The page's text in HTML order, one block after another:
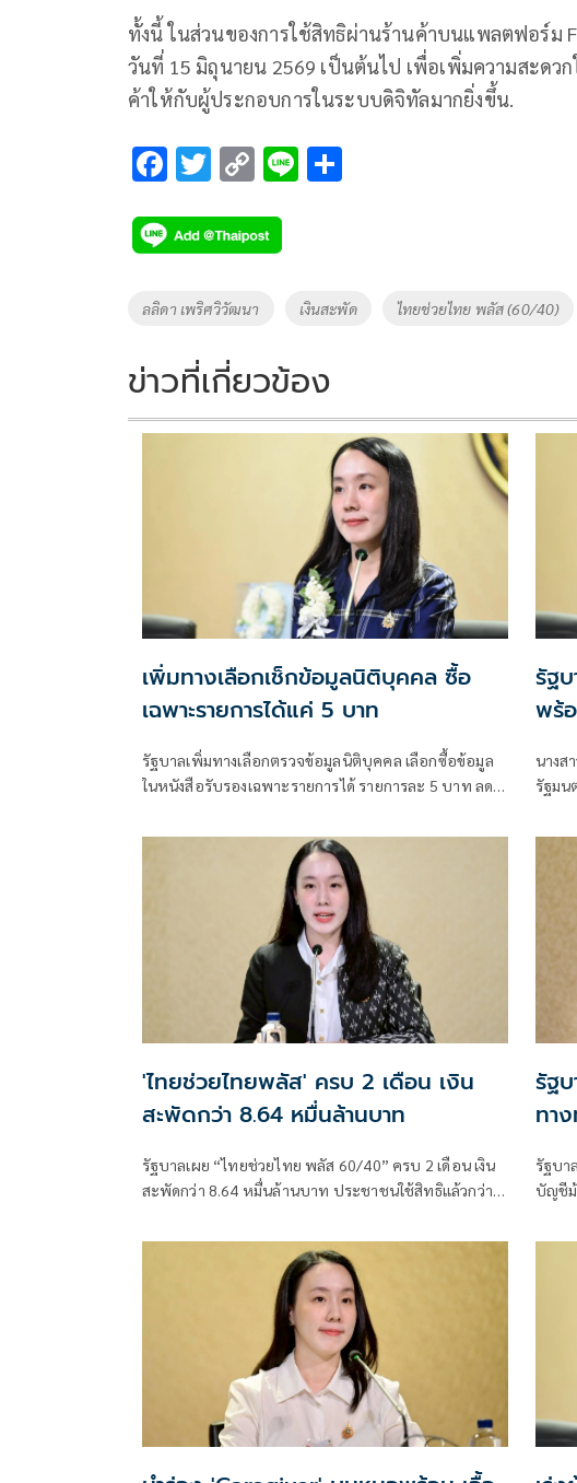
ทั้งนี้ ในส่วนของการใช้สิทธิผ่านร้านค้าบนแพลตฟอร์ม
วันที่ 15 มิถุนายน 2569 เป็นต้นไป เพื่อเพิ่มความสะดวก
ค้าให้กับผู้ประกอบการในระบบดิจิทัลมากยิ่งขึ้น.
F
e
b
o
k
T
tt
er
C
p
y
Li
k
Li
Tags
ลลิดา เพริศวิวัฒนา เงินสะพัด ไทยช่วยไทย พลัส (60/40)
ข่าวที่เกี่ยวข้อง
เพิ่มทางเลือกเช็กข้อมูลนิติบุคคล ซื้อ
เฉพาะรายการได้แค่ 5 บาท
รัฐบาลเพิ่มทางเลือกตรวจข้อมูลนิติบุคคล เลือกซื้อข้อมูล
ในหนังสือรับรองเฉพาะรายการได้ รายการละ 5 บาท ลด
รัฐ
พร้
นางส
รัฐมน
'ไทยช่วยไทยพลัส' ครบ 2 เดือน เงิน
สะพัดกว่า 8.64 หมื่นล้านบาท
รัฐบาลเผย “ไทยช่วยไทย พลัส 60/40” ครบ 2 เดือน เงิน
สะพัดกว่า 8.64 หมื่นล้านบาท ประชาชนใช้สิทธิแล้วกว่า
รัฐ
ทา
รัฐบา
บัญชีม้